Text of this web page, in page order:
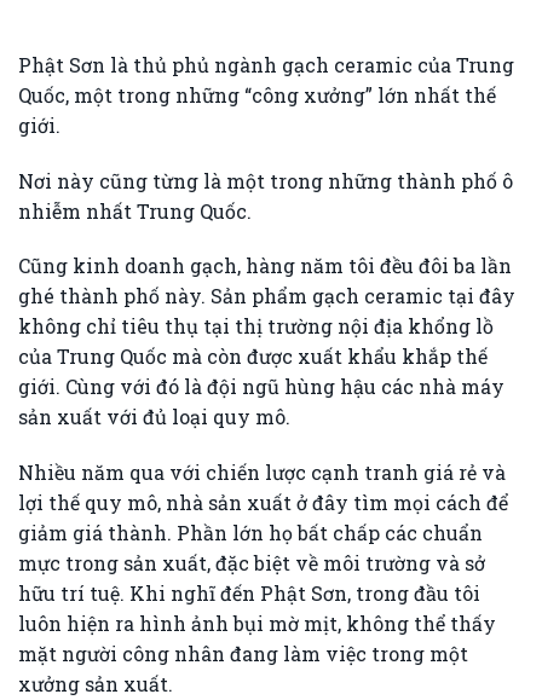
Phật Sơn là thủ phủ ngành gạch ceramic của Trung
Quốc, một trong những “công xưởng” lớn nhất thế
giới.
Nơi này cũng từng là một trong những thành phố ô
nhiễm nhất Trung Quốc.
Cũng kinh doanh gạch, hàng năm tôi đều đôi ba lần
ghé thành phố này. Sản phẩm gạch ceramic tại đây
không chỉ tiêu thụ tại thị trường nội địa khổng lồ
của Trung Quốc mà còn được xuất khẩu khắp thế
giới. Cùng với đó là đội ngũ hùng hậu các nhà máy
sản xuất với đủ loại quy mô.
Nhiều năm qua với chiến lược cạnh tranh giá rẻ và
lợi thế quy mô, nhà sản xuất ở đây tìm mọi cách để
giảm giá thành. Phần lớn họ bất chấp các chuẩn
mực trong sản xuất, đặc biệt về môi trường và sở
hữu trí tuệ. Khi nghĩ đến Phật Sơn, trong đầu tôi
luôn hiện ra hình ảnh bụi mờ mịt, không thể thấy
mặt người công nhân đang làm việc trong một
xưởng sản xuất.